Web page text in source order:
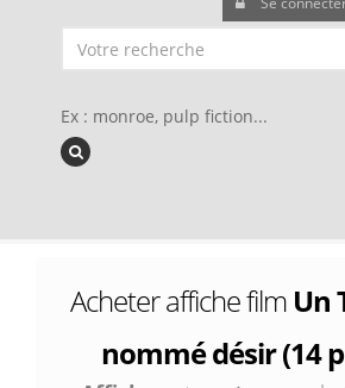
Ex : monroe, pulp fiction...
Acheter affiche film Un
nommé désir (14